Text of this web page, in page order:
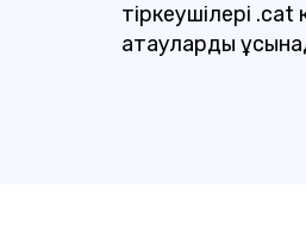
тіркеушілері .cat
атауларды